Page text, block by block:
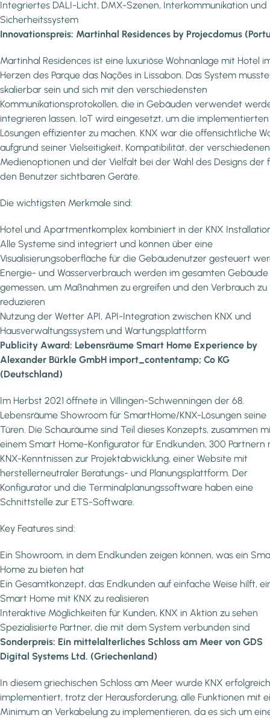
Integriertes DALI-Licht, DMX-Szenen, Interkommunikation und
Sicherheitssystem
Innovationspreis: Martinhal Residences by Projecdomus
Martinhal Residences ist eine luxuriöse Wohnanlage mit Hotel
Herzen des Parque das Nações in Lissabon. Das System musste
skalierbar sein und sich mit den verschiedensten
Kommunikationsprotokollen, die in Gebäuden verwendet
integrieren lassen. IoT wird eingesetzt, um die implementierten
Lösungen effizienter zu machen. KNX war die offensichtliche
aufgrund seiner Vielseitigkeit, Kompatibilität, der verschiedenen
Medienoptionen und der Vielfalt bei der Wahl des Designs der
den Benutzer sichtbaren Geräte.
Die wichtigsten Merkmale sind:
Hotel und Apartmentkomplex kombiniert in der KNX
Alle Systeme sind integriert und können über eine
Visualisierungsoberfläche für die Gebäudenutzer gesteuert
Energie- und Wasserverbrauch werden im gesamten Gebäude
gemessen, um Maßnahmen zu ergreifen und den Verbrauch zu
reduzieren
Nutzung der Wetter API, API-Integration zwischen KNX und
Hausverwaltungssystem und Wartungsplattform
Publicity Award: Lebensräume Smart Home Experience by
Alexander Bürkle GmbH import_contentamp; Co KG
(Deutschland)
Im Herbst 2021 öffnete in Villingen-Schwenningen der 68.
Lebensräume Showroom für SmartHome/KNX-Lösungen seine
Türen. Die Schauräume sind Teil dieses Konzepts, zusammen
einem Smart Home-Konfigurator für Endkunden, 300 Partnern
KNX-Kenntnissen zur Projektabwicklung, einer Website mit
herstellerneutraler Beratungs- und Planungsplattform. Der
Konfigurator und die Terminalplanungssoftware haben eine
Schnittstelle zur ETS-Software.
Key Features sind:
Ein Showroom, in dem Endkunden zeigen können, was ein
Home zu bieten hat
Ein Gesamtkonzept, das Endkunden auf einfache Weise hilft,
Smart Home mit KNX zu realisieren
Interaktive Möglichkeiten für Kunden, KNX in Aktion zu sehen
Spezialisierte Partner, die mit dem System verbunden sind
Sonderpreis: Ein mittelalterliches Schloss am Meer von GDS
Digital Systems Ltd. (Griechenland)
In diesem griechischen Schloss am Meer wurde KNX erfolgreich
implementiert, trotz der Herausforderung, alle Funktionen mit
Minimum an Verkabelung zu implementieren, da es sich um